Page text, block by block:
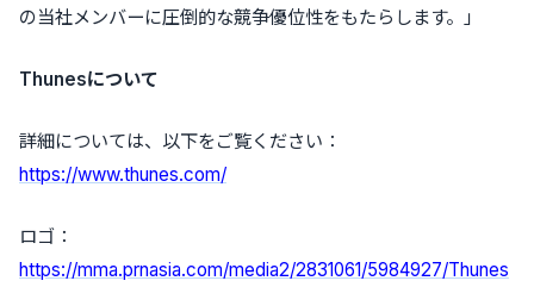
の当社メンバーに圧倒的な競争優位性をもたらします。」
Thunesについて
詳細については、以下をご覧ください：
https://www.thunes.com/
ロゴ：
https://mma.prnasia.com/media2/2831061/5984927/Thunes